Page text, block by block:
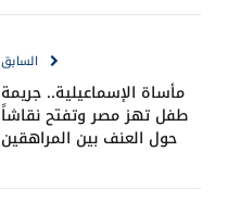
السابق
مأساة الإسماعيلية.. جريمة
طفل تهز مصر وتفتح نقاشاً
حول العنف بين المراهقين